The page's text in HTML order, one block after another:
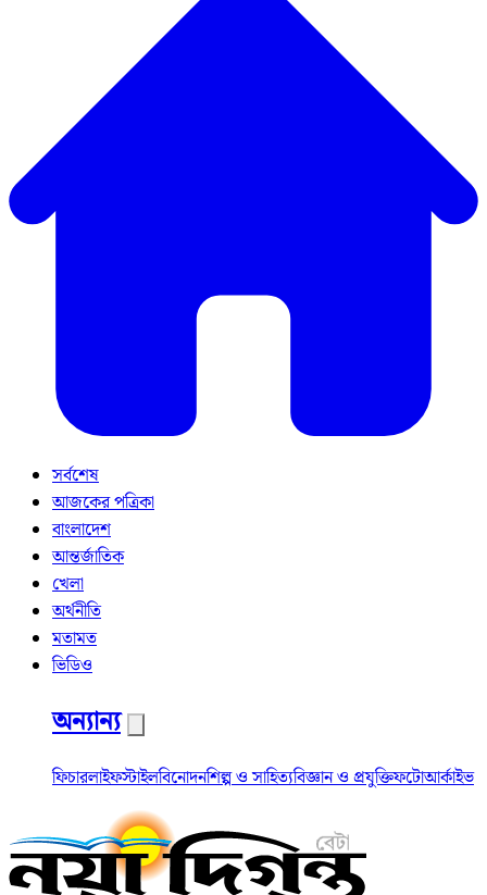
সর্বশেষ
আজকের পত্রিকা
বাংলাদেশ
আন্তর্জাতিক
খেলা
অর্থনীতি
মতামত
ভিডিও
অন্যান্য
ফিচারলাইফস্টাইলবিনোদনশিল্প ও সাহিত্যবিজ্ঞান ও প্রযুক্তিফটোআর্কাইভ